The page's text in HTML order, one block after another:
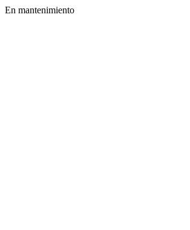
En mantenimiento